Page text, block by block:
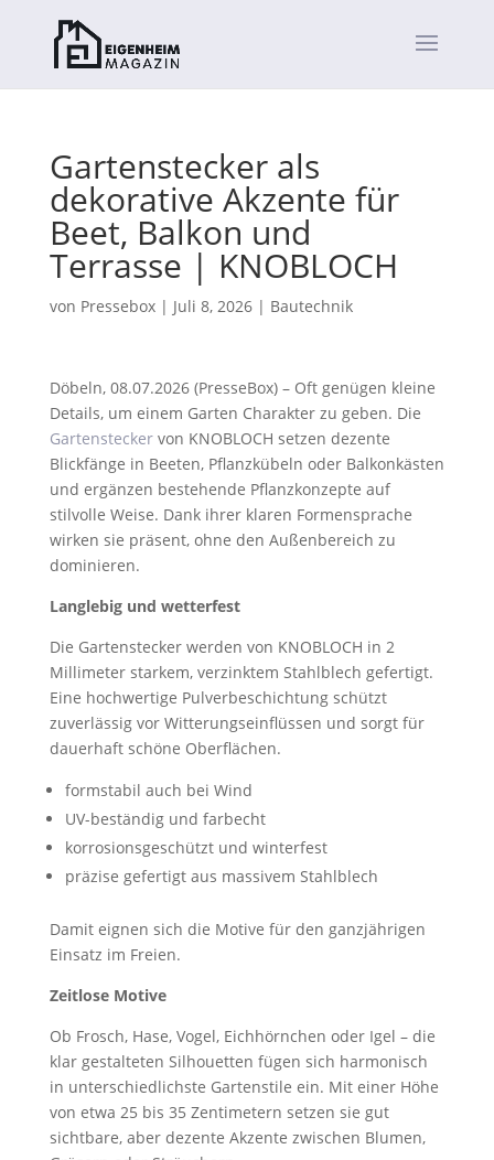
Gartenstecker als
dekorative Akzente für
Beet, Balkon und
Terrasse | KNOBLOCH
von Pressebox| Juli 8, 2026| Bautechnik
Döbeln, 08.07.2026 (PresseBox) – Oft genügen kleine
Details, um einem Garten Charakter zu geben. Die
Gartensteckervon KNOBLOCH setzen dezente
Blickfänge in Beeten, Pflanzkübeln oder Balkonkästen
und ergänzen bestehende Pflanzkonzepte auf
stilvolle Weise. Dank ihrer klaren Formensprache
wirken sie präsent, ohne den Außenbereich zu
dominieren.
Langlebig und wetterfest
Die Gartenstecker werden von KNOBLOCH in 2
Millimeter starkem, verzinktem Stahlblech gefertigt.
Eine hochwertige Pulverbeschichtung schützt
zuverlässig vor Witterungseinflüssen und sorgt für
dauerhaft schöne Oberflächen.
formstabil auch bei Wind
UV-beständig und farbecht
korrosionsgeschützt und winterfest
präzise gefertigt aus massivem Stahlblech
Damit eignen sich die Motive für den ganzjährigen
Einsatz im Freien.
Zeitlose Motive
Ob Frosch, Hase, Vogel, Eichhörnchen oder Igel – die
klar gestalteten Silhouetten fügen sich harmonisch
in unterschiedlichste Gartenstile ein. Mit einer Höhe
von etwa 25 bis 35 Zentimetern setzen sie gut
sichtbare, aber dezente Akzente zwischen Blumen,